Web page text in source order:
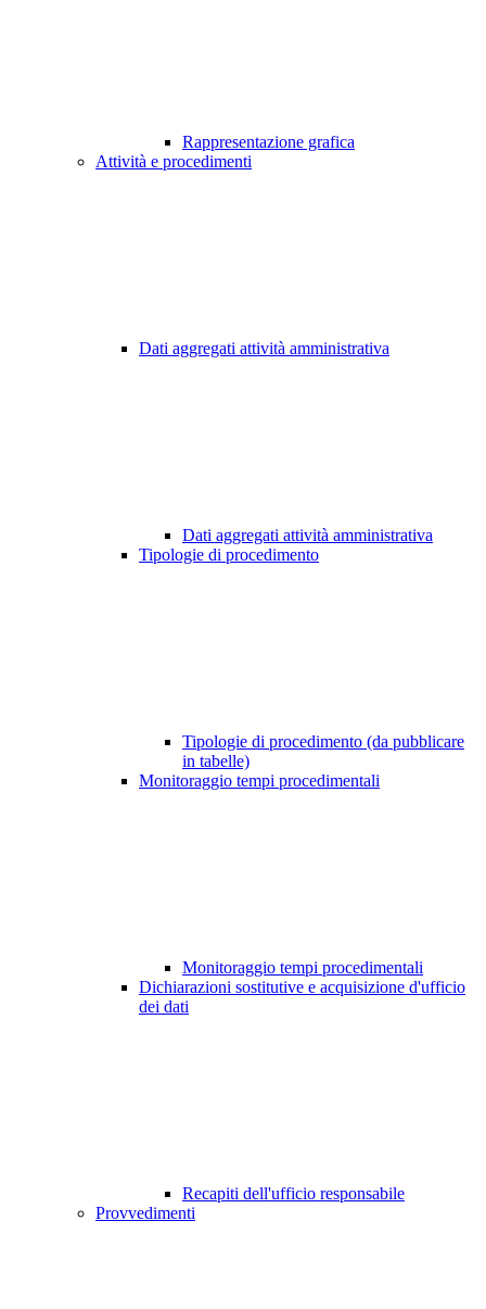
Rappresentazione grafica
Attività e procedimenti
Dati aggregati attività amministrativa
Dati aggregati attività amministrativa
Tipologie di procedimento
Tipologie di procedimento (da pubblicare
in tabelle)
Monitoraggio tempi procedimentali
Monitoraggio tempi procedimentali
Dichiarazioni sostitutive e acquisizione d'ufficio
dei dati
Recapiti dell'ufficio responsabile
Provvedimenti